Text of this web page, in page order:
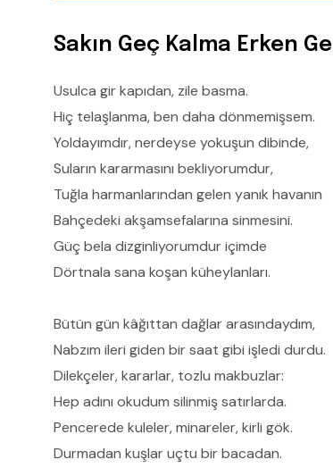
Sakın Geç Kalma Erken Gel
Usulca gir kapıdan, zile basma.
Hiç telaşlanma, ben daha dönmemişsem.
Yoldayımdır, nerdeyse yokuşun dibinde,
Suların kararmasını bekliyorumdur,
Tuğla harmanlarından gelen yanık havanın
Bahçedeki akşamsefalarına sinmesini.
Güç bela dizginliyorumdur içimde
Dörtnala sana koşan küheylanları.
Bütün gün kâğıttan dağlar arasındaydım,
Nabzım ileri giden bir saat gibi işledi durdu.
Dilekçeler, kararlar, tozlu makbuzlar:
Hep adını okudum silinmiş satırlarda.
Pencerede kuleler, minareler, kirli gök.
Durmadan kuşlar uçtu bir bacadan.